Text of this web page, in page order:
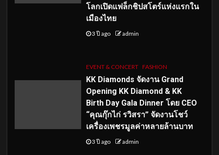
โลกเปิดแฟล็กชิปสโตร์แห่งแรกใน
เมืองไทย
3 ปี ago admin
EVENT & CONCERT FASHION
KK Diamonds จัดงาน Grand
Opening KK Diamond & KK
Birth Day Gala Dinner โดย CEO
“คุณกุ๊กไก่ รวิสรา” จัดงานโชว์
เครื่องเพชรมูลค่าหลายล้านบาท
3 ปี ago admin